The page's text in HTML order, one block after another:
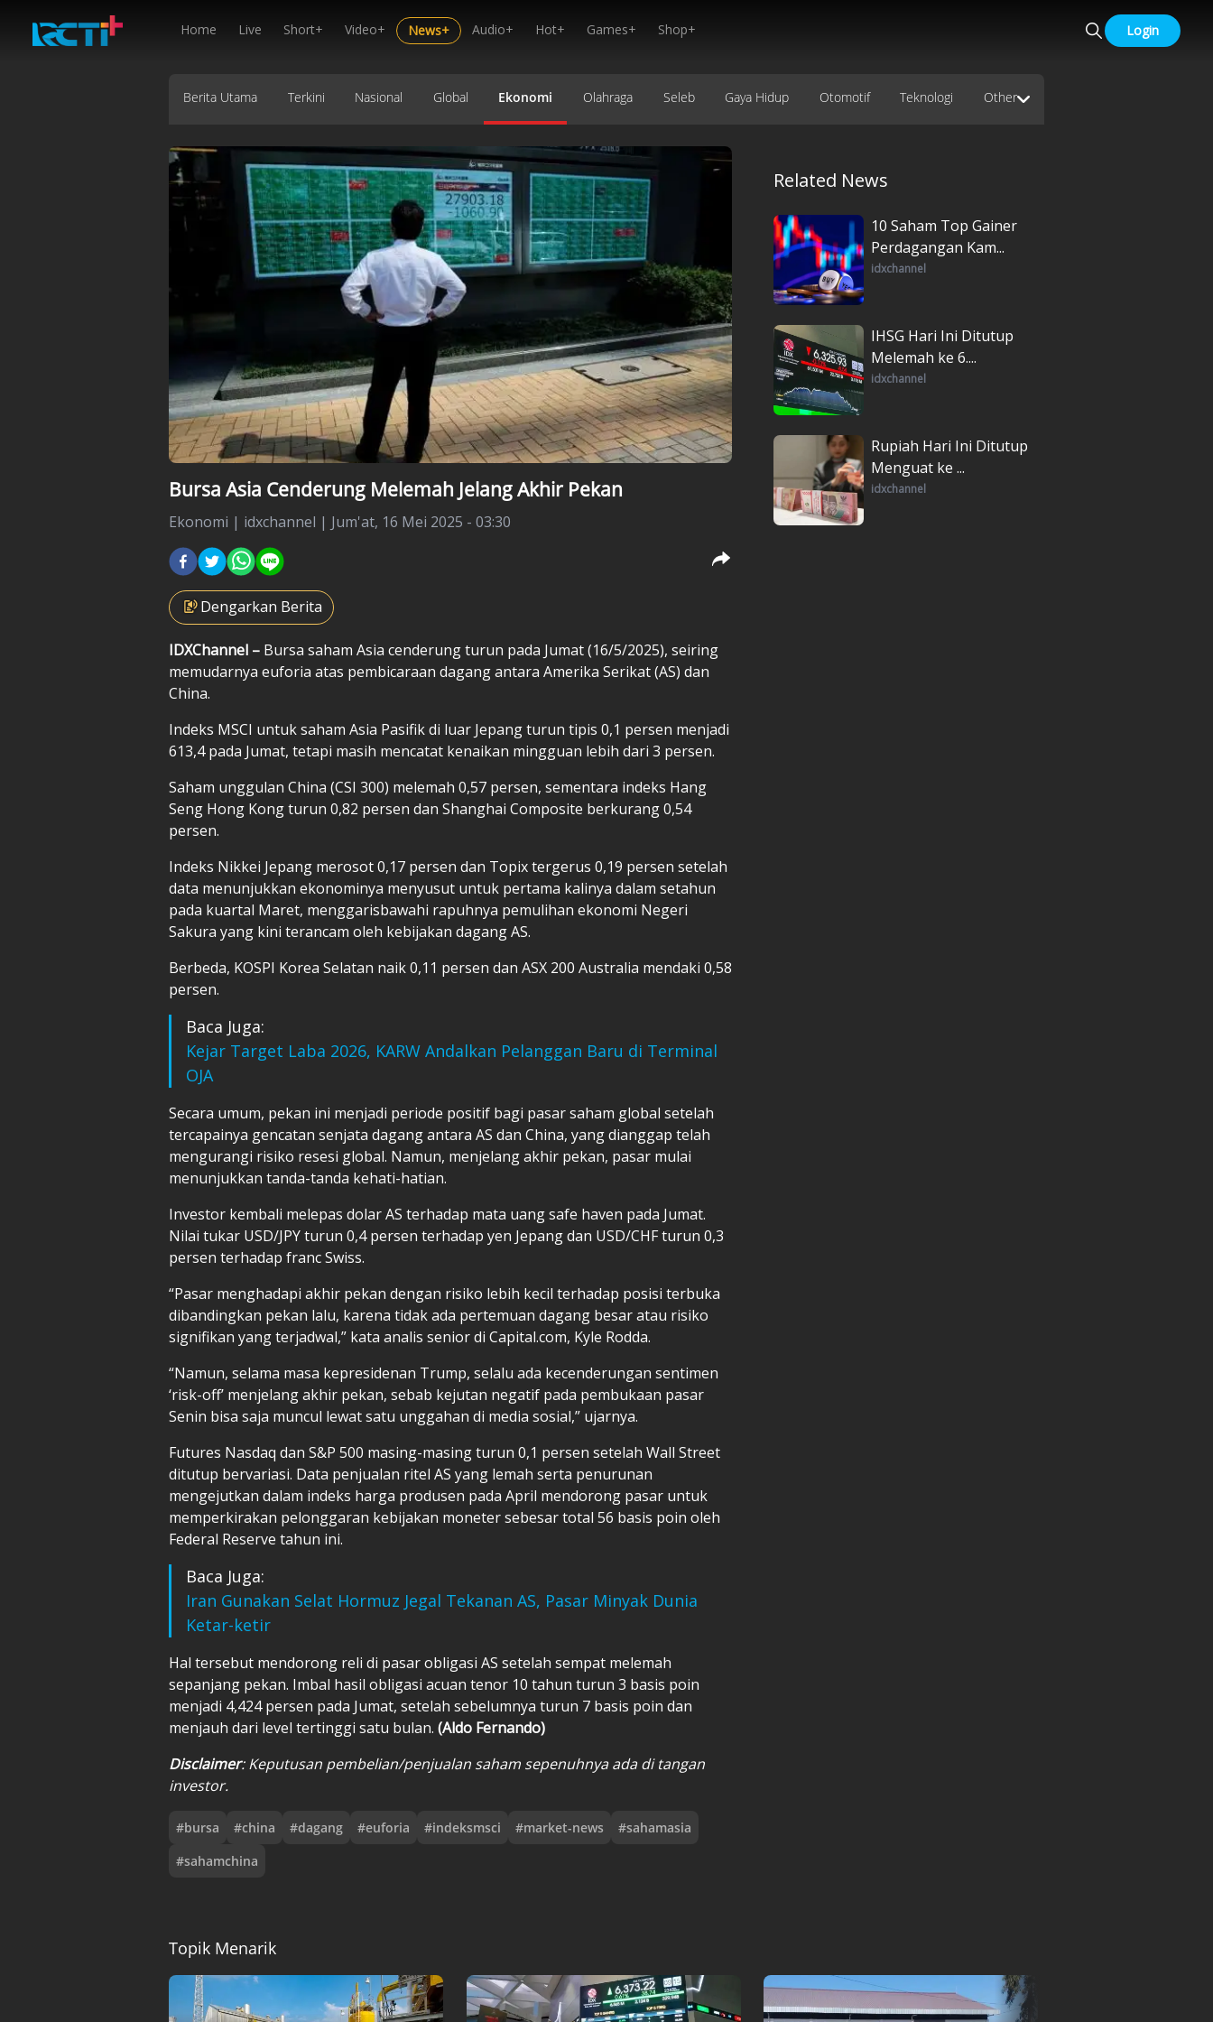
Home Live Short+ Video+ News+ Audio+ Hot+ Games+ Shop+ Login
Berita Utama Terkini Nasional Global Ekonomi Olahraga Seleb Gaya Hidup Otomotif Teknologi Other
Bursa Asia Cenderung Melemah Jelang Akhir Pekan
Ekonomi | idxchannel | Jum'at, 16 Mei 2025 - 03:30
Dengarkan Berita
IDXChannel – Bursa saham Asia cenderung turun pada Jumat (16/5/2025), seiring
memudarnya euforia atas pembicaraan dagang antara Amerika Serikat (AS) dan
China.
Indeks MSCI untuk saham Asia Pasifik di luar Jepang turun tipis 0,1 persen menjadi
613,4 pada Jumat, tetapi masih mencatat kenaikan mingguan lebih dari 3 persen.
Saham unggulan China (CSI 300) melemah 0,57 persen, sementara indeks Hang
Seng Hong Kong turun 0,82 persen dan Shanghai Composite berkurang 0,54
persen.
Indeks Nikkei Jepang merosot 0,17 persen dan Topix tergerus 0,19 persen setelah
data menunjukkan ekonominya menyusut untuk pertama kalinya dalam setahun
pada kuartal Maret, menggarisbawahi rapuhnya pemulihan ekonomi Negeri
Sakura yang kini terancam oleh kebijakan dagang AS.
Berbeda, KOSPI Korea Selatan naik 0,11 persen dan ASX 200 Australia mendaki 0,58
persen.
Baca Juga:
Kejar Target Laba 2026, KARW Andalkan Pelanggan Baru di Terminal
OJA
Secara umum, pekan ini menjadi periode positif bagi pasar saham global setelah
tercapainya gencatan senjata dagang antara AS dan China, yang dianggap telah
mengurangi risiko resesi global. Namun, menjelang akhir pekan, pasar mulai
menunjukkan tanda-tanda kehati-hatian.
Investor kembali melepas dolar AS terhadap mata uang safe haven pada Jumat.
Nilai tukar USD/JPY turun 0,4 persen terhadap yen Jepang dan USD/CHF turun 0,3
persen terhadap franc Swiss.
“Pasar menghadapi akhir pekan dengan risiko lebih kecil terhadap posisi terbuka
dibandingkan pekan lalu, karena tidak ada pertemuan dagang besar atau risiko
signifikan yang terjadwal,” kata analis senior di Capital.com, Kyle Rodda.
“Namun, selama masa kepresidenan Trump, selalu ada kecenderungan sentimen
‘risk-off’ menjelang akhir pekan, sebab kejutan negatif pada pembukaan pasar
Senin bisa saja muncul lewat satu unggahan di media sosial,” ujarnya.
Futures Nasdaq dan S&P 500 masing-masing turun 0,1 persen setelah Wall Street
ditutup bervariasi. Data penjualan ritel AS yang lemah serta penurunan
mengejutkan dalam indeks harga produsen pada April mendorong pasar untuk
memperkirakan pelonggaran kebijakan moneter sebesar total 56 basis poin oleh
Federal Reserve tahun ini.
Baca Juga:
Iran Gunakan Selat Hormuz Jegal Tekanan AS, Pasar Minyak Dunia
Ketar-ketir
Hal tersebut mendorong reli di pasar obligasi AS setelah sempat melemah
sepanjang pekan. Imbal hasil obligasi acuan tenor 10 tahun turun 3 basis poin
menjadi 4,424 persen pada Jumat, setelah sebelumnya turun 7 basis poin dan
menjauh dari level tertinggi satu bulan. (Aldo Fernando)
Disclaimer: Keputusan pembelian/penjualan saham sepenuhnya ada di tangan
investor.
#bursa #china #dagang #euforia #indeksmsci #market-news #sahamasia
#sahamchina
Related News
10 Saham Top Gainer
Perdagangan Kam...
idxchannel
IHSG Hari Ini Ditutup
Melemah ke 6....
idxchannel
Rupiah Hari Ini Ditutup
Menguat ke ...
idxchannel
Topik Menarik